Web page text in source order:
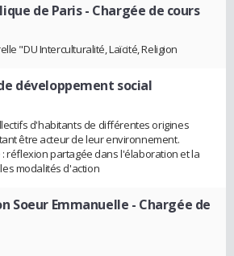
de Paris- Chargée de cours
"DU Interculturalité, Laïcité, Religion
développement social
d'habitants de différentes origines
être acteur de leur environnement.
réflexion partagée dans l'élaboration et la
modalités d'action
Soeur Emmanuelle - Chargée de